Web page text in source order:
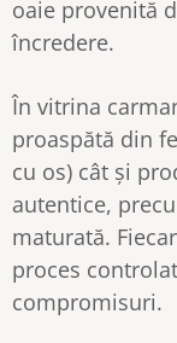
oaie provenită
încredere.
În vitrina
proaspătă din
cu os) cât și
autentice,
maturată.
proces
compromisuri.